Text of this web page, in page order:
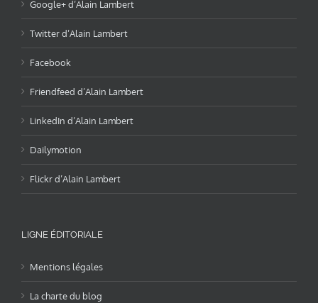
Google+ d’Alain Lambert
Twitter d’Alain Lambert
Facebook
Friendfeed d’Alain Lambert
LinkedIn d’Alain Lambert
Dailymotion
Flickr d’Alain Lambert
LIGNE ÉDITORIALE
Mentions légales
La charte du blog